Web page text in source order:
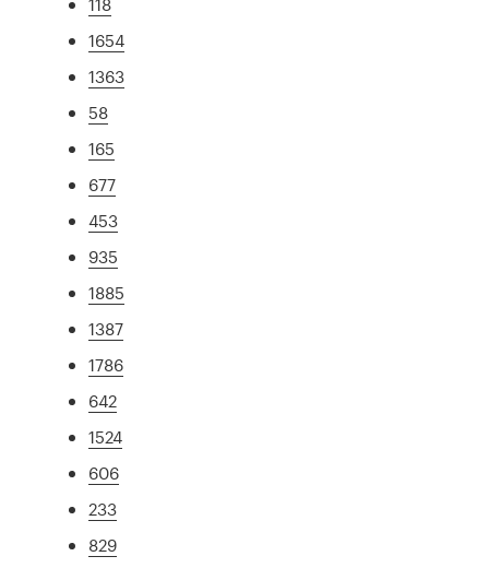
1654
1363
58
165
677
453
935
1885
1387
1786
642
1524
606
233
829